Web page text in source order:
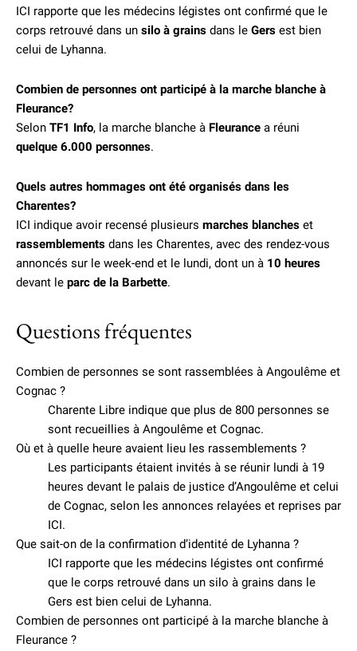
ICI rapporte que les médecins légistes ont confirmé que le
corps retrouvé dans un silo à grains dans le Gers est bien
celui de Lyhanna.
Combien de personnes ont participé à la marche blanche à
Fleurance?
Selon TF1 Info, la marche blanche à Fleurance a réuni
quelque 6.000 personnes.
Quels autres hommages ont été organisés dans les
Charentes?
ICI indique avoir recensé plusieurs marches blanches et
rassemblements dans les Charentes, avec des rendez-vous
annoncés sur le week-end et le lundi, dont un à 10 heures
devant le parc de la Barbette.
Questions fréquentes
Combien de personnes se sont rassemblées à Angoulême et
Cognac ?
Charente Libre indique que plus de 800 personnes se
sont recueillies à Angoulême et Cognac.
Où et à quelle heure avaient lieu les rassemblements ?
Les participants étaient invités à se réunir lundi à 19
heures devant le palais de justice d’Angoulême et celui
de Cognac, selon les annonces relayées et reprises par
ICI.
Que sait-on de la confirmation d’identité de Lyhanna ?
ICI rapporte que les médecins légistes ont confirmé
que le corps retrouvé dans un silo à grains dans le
Gers est bien celui de Lyhanna.
Combien de personnes ont participé à la marche blanche à
Fleurance ?